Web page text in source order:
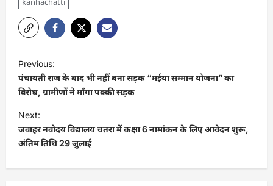
P
o
s
t
n
a
v
Previous:
पंचायती राज के बाद भी नहीं बना सड़क “मईया सम्मान योजना” का
विरोध, ग्रामीणों ने माँगा पक्की सड़क
Next:
जवाहर नवोदय विद्यालय चतरा में कक्षा 6 नामांकन के लिए आवेदन शुरू,
अंतिम तिथि 29 जुलाई